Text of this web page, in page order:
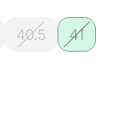
40.5
41